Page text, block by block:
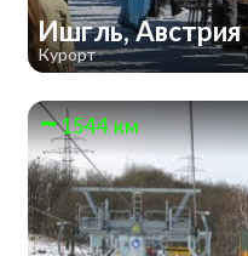
Ишгль, Австрия
Курорт
1544 км